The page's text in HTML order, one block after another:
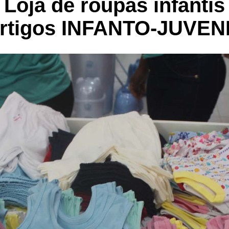
Loja de roupas infantis
INFANTO-